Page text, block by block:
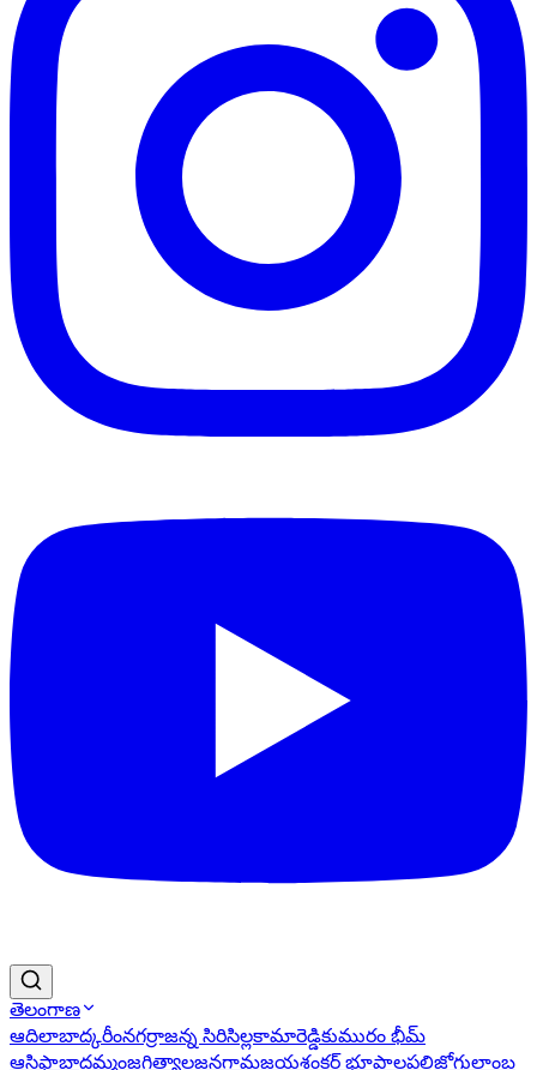
తెలంగాణ
ఆదిలాబాద్కరీంనగర్రాజన్న సిరిసిల్లకామారెడ్డికుమురం భీమ్
ఆసిఫాబాద్ఖమ్మంజగిత్యాలజనగామజయశంకర్ భూపాలపల్లిజోగులాంబ